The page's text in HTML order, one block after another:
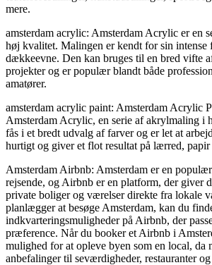
mere.
amsterdam acrylic: Amsterdam Acrylic er en
høj kvalitet. Malingen er kendt for sin intense
dækkeevne. Den kan bruges til en bred vifte
projekter og er populær blandt både
amatører.
amsterdam acrylic paint: Amsterdam Acrylic
Amsterdam Acrylic, en serie af akrylmaling i
fås i et bredt udvalg af farver og er let at
hurtigt og giver et flot resultat på lærred, papir
Amsterdam Airbnb: Amsterdam er en
rejsende, og Airbnb er en platform, der giver
private boliger og værelser direkte fra lokale
planlægger at besøge Amsterdam, kan du
indkvarteringsmuligheder på Airbnb, der
præference. Når du booker et Airbnb i
mulighed for at opleve byen som en local, da
anbefalinger til seværdigheder, restauranter